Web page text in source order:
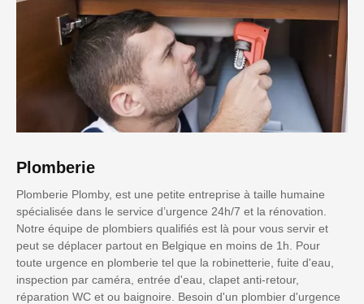
Plomberie
Plomberie Plomby, est une petite entreprise à taille humaine
spécialisée dans le service d’urgence 24h/7 et la rénovation.
Notre équipe de plombiers qualifiés est là pour vous servir et
peut se déplacer partout en Belgique en moins de 1h. Pour
toute urgence en plomberie tel que la robinetterie, fuite d'eau,
inspection par caméra, entrée d'eau, clapet anti-retour,
réparation WC et ou baignoire. Besoin d'un plombier d'urgence